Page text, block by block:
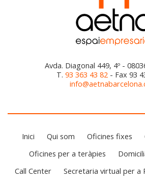
Avda. Diagonal 449, 4º -
T. 93 363 43 82 - Fax 93
Inici Qui som Oficines fixes
Oficines per a teràpies
Call Center
Secretaria virtual per a